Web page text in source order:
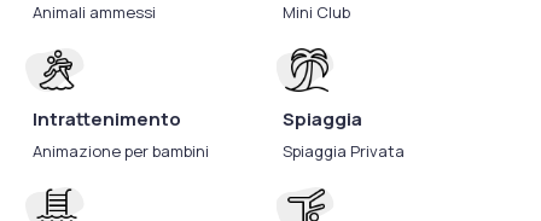
Animali ammessi
Intrattenimento
Animazione per bambini
Mini Club
Spiaggia
Spiaggia Privata